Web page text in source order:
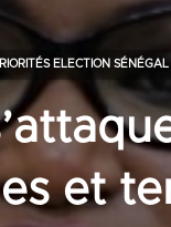
et
ELECTION SÉNÉGAL